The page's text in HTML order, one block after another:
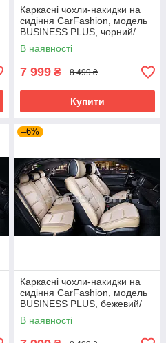
Каркасні чохли-накидки на
сидіння CarFashion, модель
BUSINESS PLUS, чорний/
червоний
В наявності
7 999 ₴ 8 499 ₴
Купити
–6%
Каркасні чохли-накидки на
сидіння CarFashion, модель
BUSINESS PLUS, бежевий/
бежевий
В наявності